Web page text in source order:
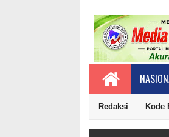
Redaksi Kode